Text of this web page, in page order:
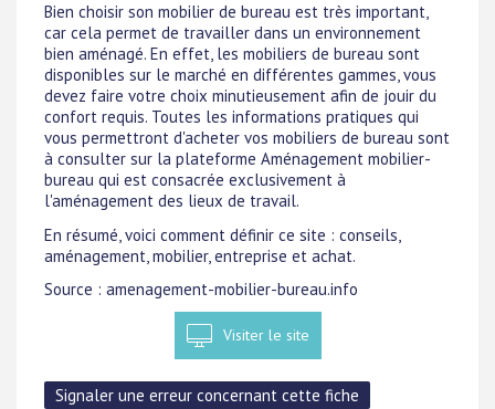
Bien choisir son mobilier de bureau est très important,
car cela permet de travailler dans un environnement
bien aménagé. En effet, les mobiliers de bureau sont
disponibles sur le marché en différentes gammes, vous
devez faire votre choix minutieusement afin de jouir du
confort requis. Toutes les informations pratiques qui
vous permettront d'acheter vos mobiliers de bureau sont
à consulter sur la plateforme Aménagement mobilier-
bureau qui est consacrée exclusivement à
l'aménagement des lieux de travail.
En résumé, voici comment définir ce site : conseils,
aménagement, mobilier, entreprise et achat.
Source : amenagement-mobilier-bureau.info
Visiter le site